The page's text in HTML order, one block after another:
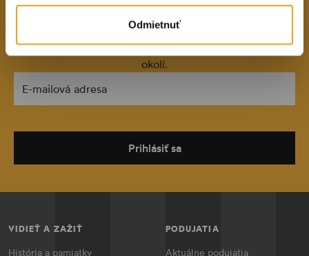
Odmietnuť
OSTAŇTE V OBRAZE
S naším pravidelným newslettrom budete vždy
informovaní o aktuálnom živom dianí v Košiciach a
okolí.
E-mailová adresa
Prihlásiť sa
VIDIEŤ A ZAŽIŤ
História a pamiatky
PODUJATIA
Aktuálne podujatia